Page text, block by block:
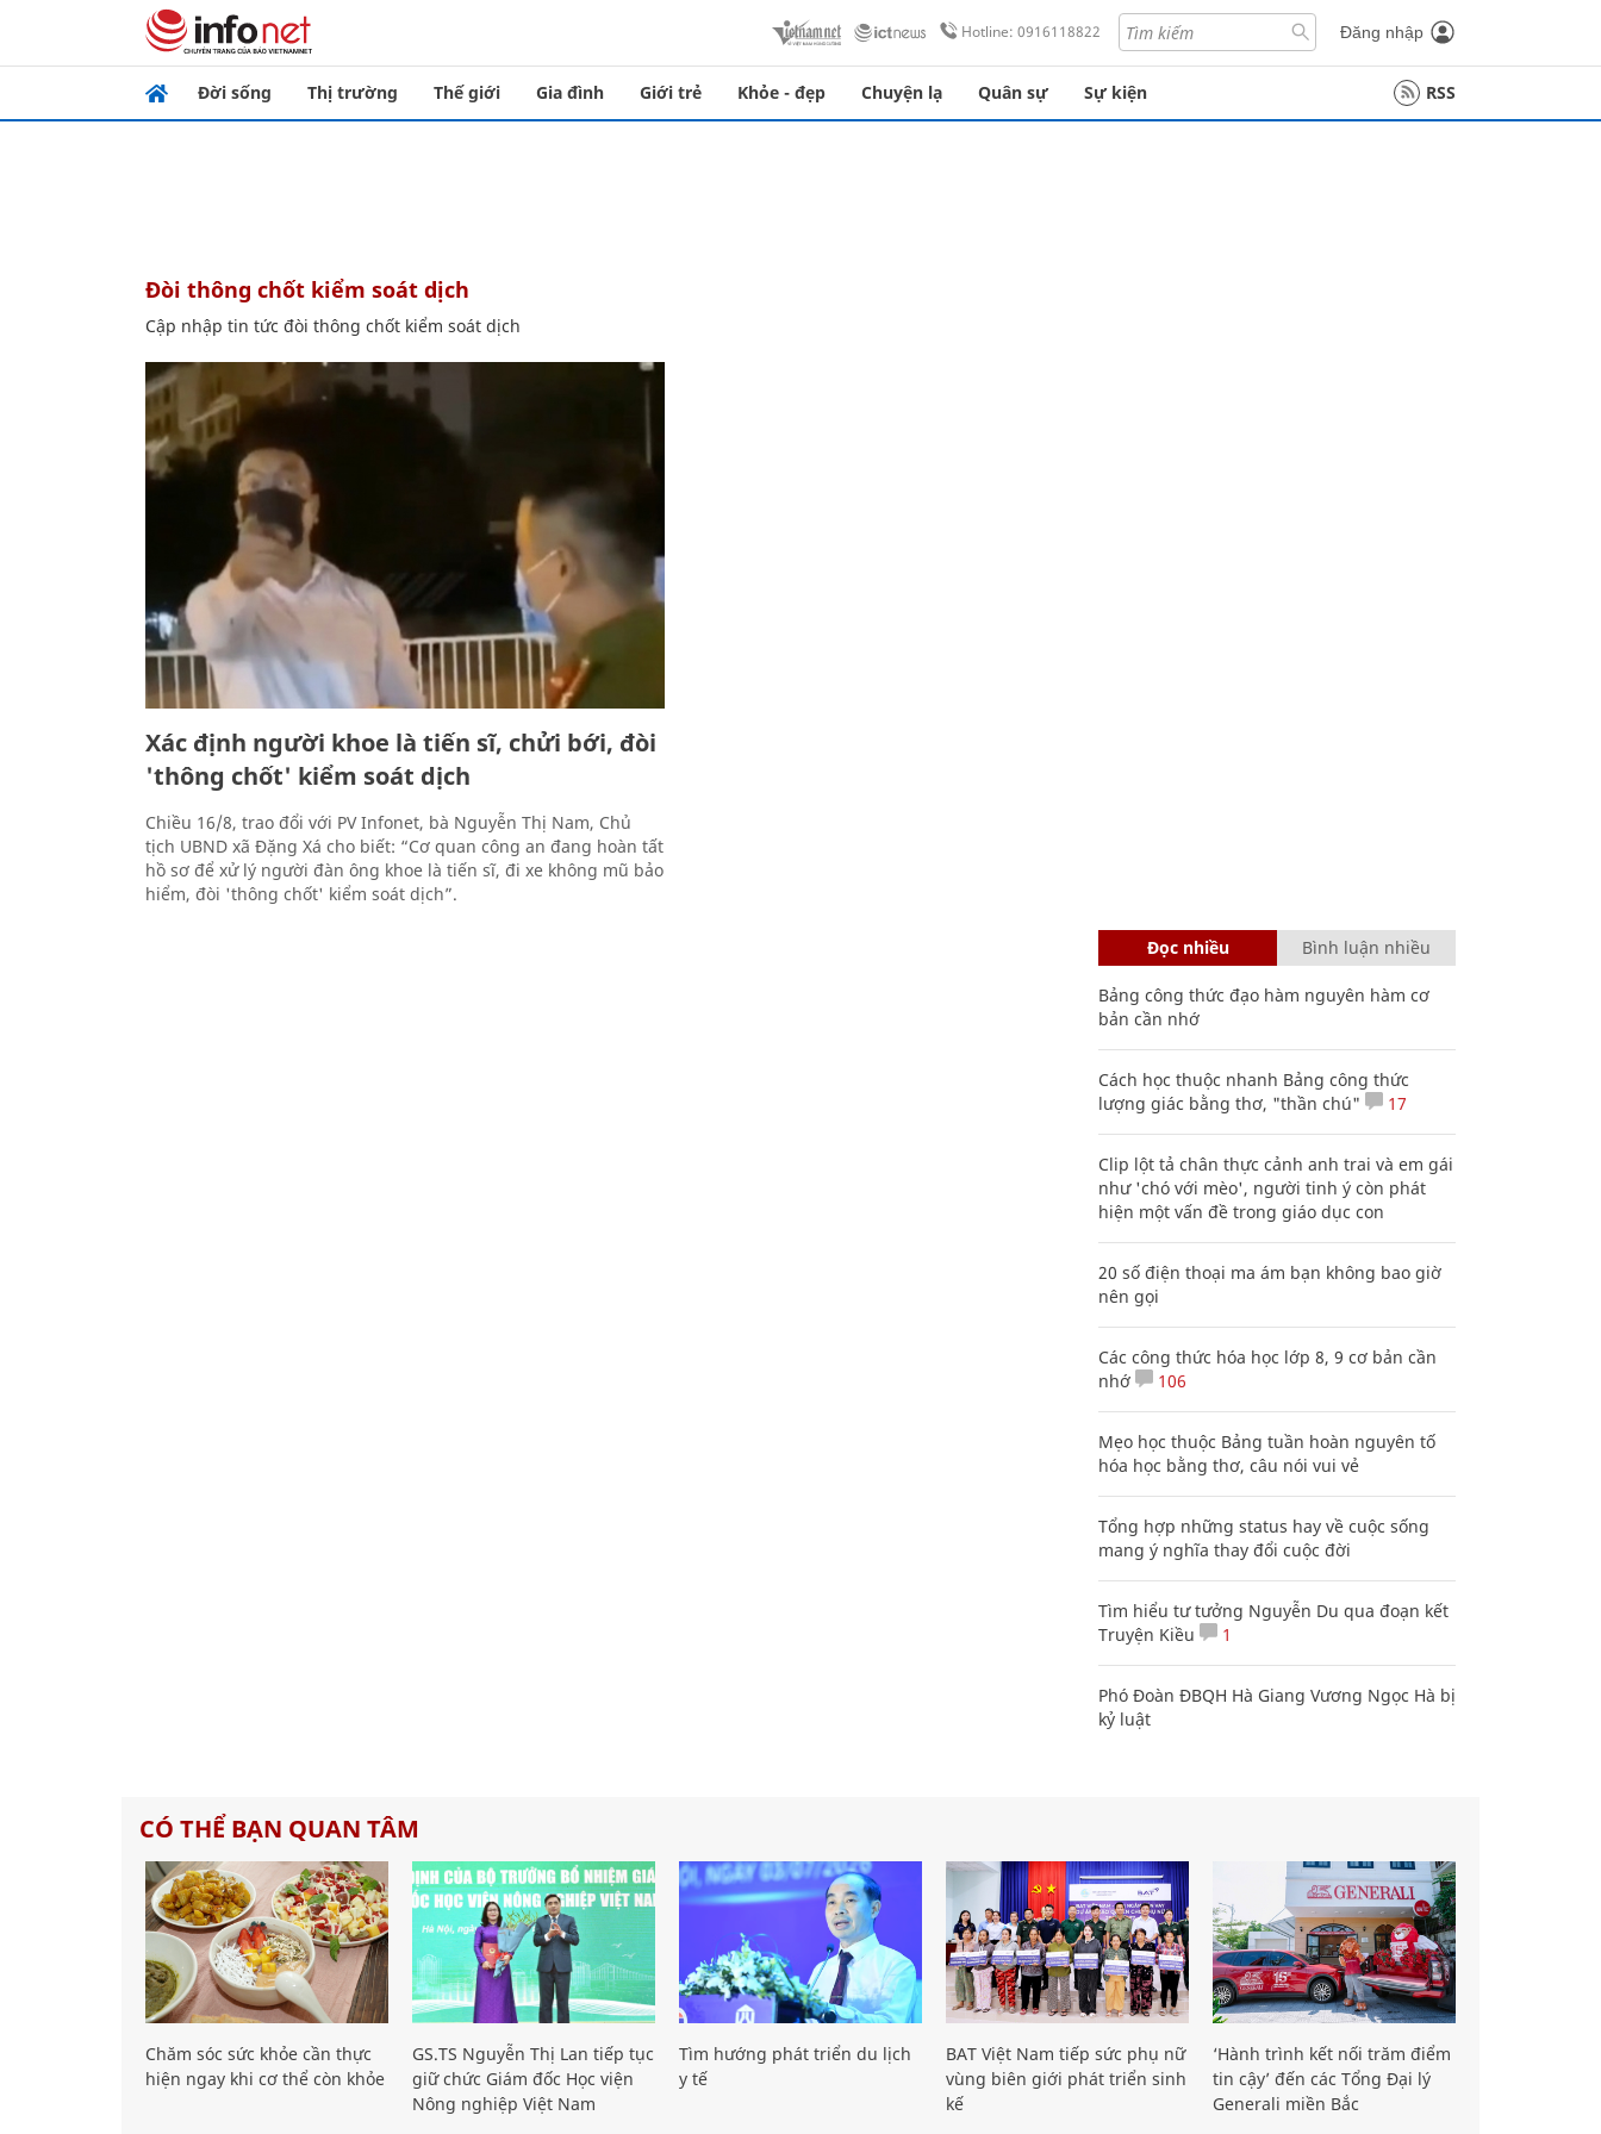
Hotline: 0916118822 Đăng nhập
Đời sống Thị trường Thế giới Gia đình Giới trẻ Khỏe - đẹp Chuyện lạ Quân sự Sự kiện RSS
đòi thông chốt kiểm soát dịch
Cập nhập tin tức đòi thông chốt kiểm soát dịch
Xác định người khoe là tiến sĩ, chửi bới, đòi
'thông chốt' kiểm soát dịch
Chiều 16/8, trao đổi với PV Infonet, bà Nguyễn Thị Nam, Chủ
tịch UBND xã Đặng Xá cho biết: “Cơ quan công an đang hoàn tất
hồ sơ để xử lý người đàn ông khoe là tiến sĩ, đi xe không mũ bảo
hiểm, đòi 'thông chốt' kiểm soát dịch”.
Đọc nhiều Bình luận nhiều
Bảng công thức đạo hàm nguyên hàm cơ
bản cần nhớ
Cách học thuộc nhanh Bảng công thức
lượng giác bằng thơ, "thần chú"
17
Clip lột tả chân thực cảnh anh trai và em gái
như 'chó với mèo', người tinh ý còn phát
hiện một vấn đề trong giáo dục con
20 số điện thoại ma ám bạn không bao giờ
nên gọi
Các công thức hóa học lớp 8, 9 cơ bản cần
nhớ
106
Mẹo học thuộc Bảng tuần hoàn nguyên tố
hóa học bằng thơ, câu nói vui vẻ
Tổng hợp những status hay về cuộc sống
mang ý nghĩa thay đổi cuộc đời
Tìm hiểu tư tưởng Nguyễn Du qua đoạn kết
Truyện Kiều
1
Phó Đoàn ĐBQH Hà Giang Vương Ngọc Hà bị
kỷ luật
CÓ THỂ BẠN QUAN TÂM
Chăm sóc sức khỏe cần thực
hiện ngay khi cơ thể còn khỏe
GS.TS Nguyễn Thị Lan tiếp tục
giữ chức Giám đốc Học viện
Nông nghiệp Việt Nam
Tìm hướng phát triển du lịch
y tế
BAT Việt Nam tiếp sức phụ nữ
vùng biên giới phát triển sinh
kế
‘Hành trình kết nối trăm điểm
tin cậy’ đến các Tổng Đại lý
Generali miền Bắc